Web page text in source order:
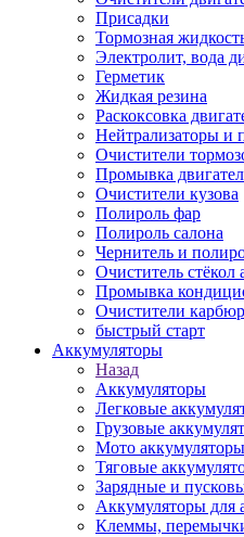
Присадки
Тормозная
Электролит, вода
Герметик
Жидкая резина
Раскоксовка
Нейтрализаторы и
Очистители
Промывка
Очистители кузова
Полироль фар
Полироль салона
Чернитель и
Очиститель стёкол
Промывка
Очистители
быстрый старт
Аккумуляторы
Назад
Аккумуляторы
Легковые
Грузовые
Мото аккумуляторы
Тяговые
Зарядные и
Аккумуляторы для
Клеммы,